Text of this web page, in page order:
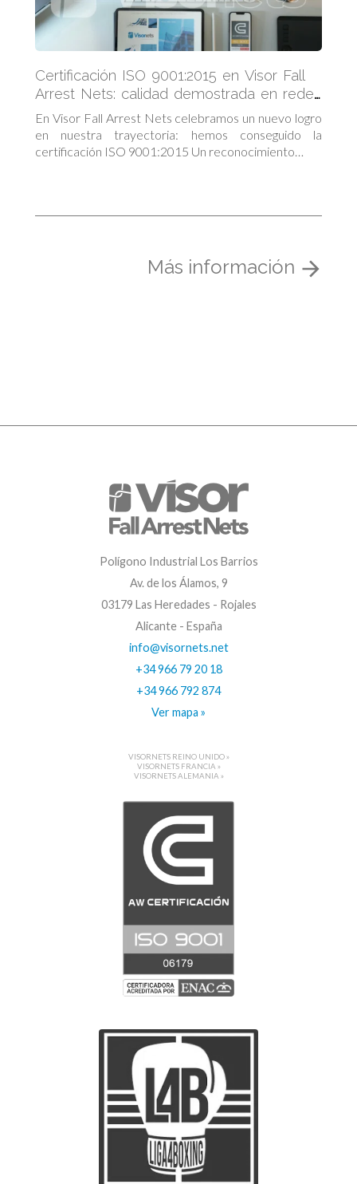
Certificación ISO 9001:2015 en Visor Fall
Arrest Nets: calidad demostrada en redes
de seguridad
En Visor Fall Arrest Nets celebramos un nuevo logro
en nuestra trayectoria: hemos conseguido la
certificación ISO 9001:2015 Un reconocimiento…
Más información
Polígono Industrial Los Barrios
Av. de los Álamos, 9
03179 Las Heredades - Rojales
Alicante - España
info@visornets.net
+34 966 79 20 18
+34 966 792 874
Ver mapa »
VISORNETS REINO UNIDO »
VISORNETS FRANCIA »
VISORNETS ALEMANIA »